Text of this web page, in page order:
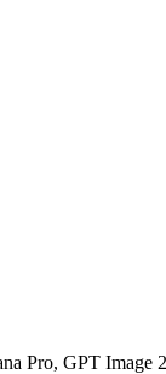
Pro, GPT Image